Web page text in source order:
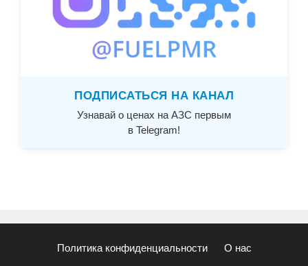
ПОДПИСАТЬСЯ НА КАНАЛ
Узнавай о ценах на АЗС первым
в Telegram!
Политика конфиденциальности О нас